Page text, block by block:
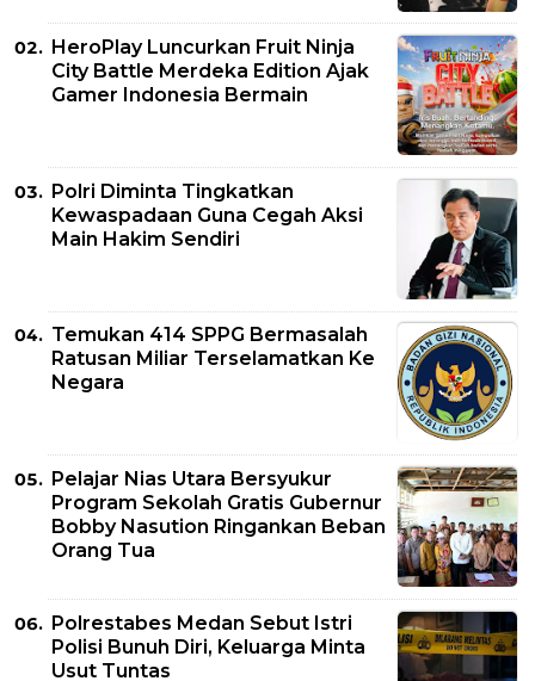
HeroPlay Luncurkan Fruit Ninja
City Battle Merdeka Edition Ajak
Gamer Indonesia Bermain
Polri Diminta Tingkatkan
Kewaspadaan Guna Cegah Aksi
Main Hakim Sendiri
Temukan 414 SPPG Bermasalah
Ratusan Miliar Terselamatkan Ke
Negara
Pelajar Nias Utara Bersyukur
Program Sekolah Gratis Gubernur
Bobby Nasution Ringankan Beban
Orang Tua
Polrestabes Medan Sebut Istri
Polisi Bunuh Diri, Keluarga Minta
Usut Tuntas